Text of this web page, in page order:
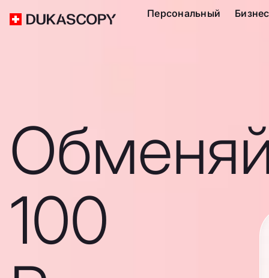
Персональный Бизнес
100